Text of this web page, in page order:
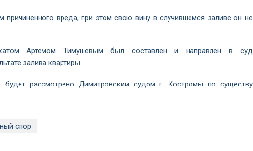
причинённого вреда, при этом свою вину в случившемся заливе он не
Артёмом Тимушевым был составлен и направлен в суд
залива квартиры.
рассмотрено Димитровским судом г. Костромы по существу
спор